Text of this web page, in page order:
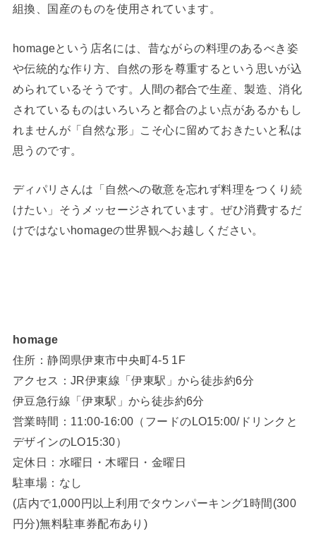
組換、国産のものを使用されています。
homageという店名には、昔ながらの料理のあるべき姿
や伝統的な作り方、自然の形を尊重するという思いが込
められているそうです。人間の都合で生産、製造、消化
されているものはいろいろと都合のよい点があるかもし
れませんが「自然な形」こそ心に留めておきたいと私は
思うのです。
ディパリさんは「自然への敬意を忘れず料理をつくり続
けたい」そうメッセージされています。ぜひ消費するだ
けではないhomageの世界観へお越しください。
homage
住所：静岡県伊東市中央町4-5 1F
アクセス：JR伊東線「伊東駅」から徒歩約6分
伊豆急行線「伊東駅」から徒歩約6分
営業時間：11:00-16:00（フードのLO15:00/ドリンクと
デザインのLO15:30）
定休日：水曜日・木曜日・金曜日
駐車場：なし
(店内で1,000円以上利用でタウンパーキング1時間(300
円分)無料駐車券配布あり)